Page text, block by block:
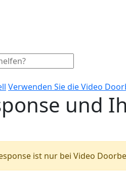
Verwenden Sie die Video
und
ist nur bei Video